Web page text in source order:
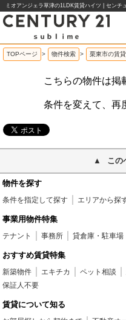
ミオアンジェラ草津の1LDK賃貸ハイツ | センチ
TOPページ > 物件検索 > 栗東市の賃
こちらの物件は掲
条件を変えて、再
この
物件を探す
条件を指定して探す エリアから探
事業用物件特集
テナント 事務所 貸倉庫・駐車場
おすすめ賃貸特集
新築物件 エキチカ ペット相談
保証人不要
賃貸について知る